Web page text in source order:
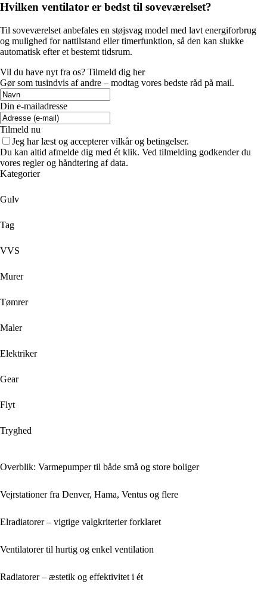
Hvilken ventilator er bedst til soveværelset?
Til soveværelset anbefales en støjsvag model med lavt energiforbrug
og mulighed for nattilstand eller timerfunktion, så den kan slukke
automatisk efter et bestemt tidsrum.
Vil du have nyt fra os? Tilmeld dig her
Gør som tusindvis af andre – modtag vores bedste råd på mail.
Din e-mailadresse
Tilmeld nu
Jeg har læst og accepterer vilkår og betingelser.
Du kan altid afmelde dig med ét klik. Ved tilmelding godkender du
vores regler og håndtering af data.
Kategorier
Gulv
Tag
VVS
Murer
Tømrer
Maler
Elektriker
Gear
Flyt
Tryghed
Overblik: Varmepumper til både små og store boliger
Vejrstationer fra Denver, Hama, Ventus og flere
Elradiatorer – vigtige valgkriterier forklaret
Ventilatorer til hurtig og enkel ventilation
Radiatorer – æstetik og effektivitet i ét